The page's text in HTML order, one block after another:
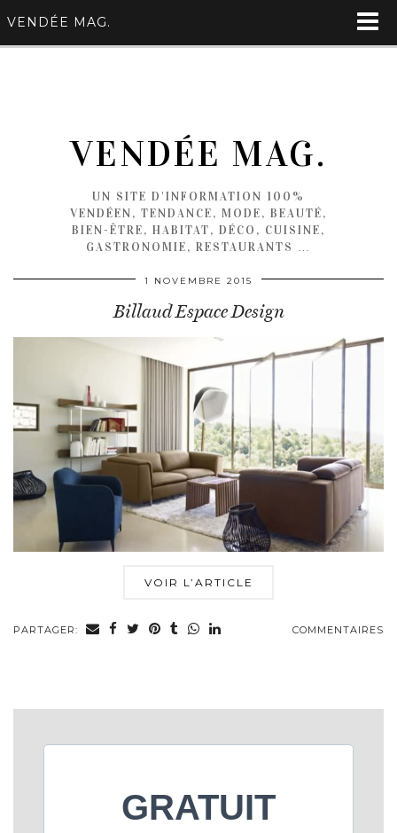
VENDÉE MAG.
VENDÉE MAG.
UN SITE D'INFORMATION 100%
VENDÉEN, TENDANCE, MODE, BEAUTÉ,
BIEN-ÊTRE, HABITAT, DÉCO, CUISINE,
GASTRONOMIE, RESTAURANTS …
1 NOVEMBRE 2015
Billaud Espace Design
VOIR L’ARTICLE
PARTAGER: COMMENTAIRES